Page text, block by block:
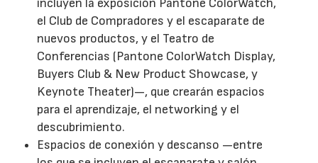
incluyen la exposición Pantone ColorWatch,
el Club de Compradores y el escaparate de
nuevos productos, y el Teatro de
Conferencias (Pantone ColorWatch Display,
Buyers Club & New Product Showcase, y
Keynote Theater)—, que crearán espacios
para el aprendizaje, el networking y el
descubrimiento.
Espacios de conexión y descanso —entre